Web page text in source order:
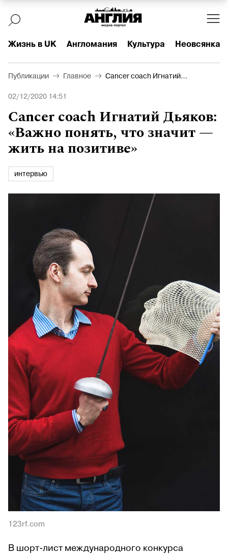
Жизнь в UK Англомания Культура Неовсянка
Публикации Главное
Cancer coach Игнатий
02/12/2020 14:51
Cancer coach Игнатий Дьяков:
«Важно понять, что значит —
жить на позитиве»
интервью
123rf.com
В шорт-лист международного конкурса